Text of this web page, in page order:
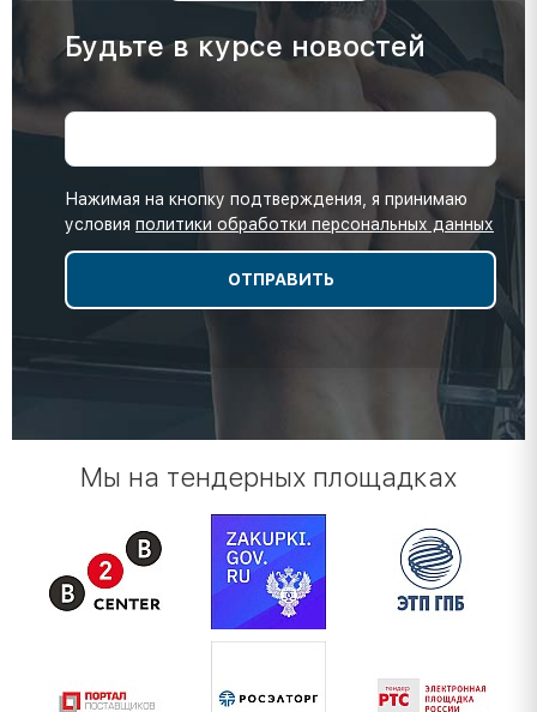
Будьте в курсе новостей
Нажимая на кнопку подтверждения, я принимаю
условия политики обработки персональных данных
Мы на тендерных площадках